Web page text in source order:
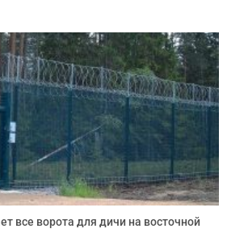
все ворота для дичи на восточной